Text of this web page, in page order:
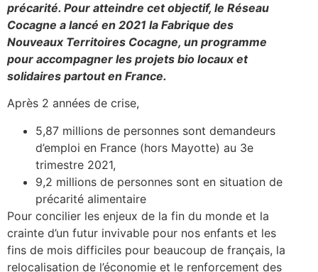
précarité. Pour atteindre cet objectif, le Réseau
Cocagne a lancé en 2021 la Fabrique des
Nouveaux Territoires Cocagne, un programme
pour accompagner les projets bio locaux et
solidaires partout en France.
Après 2 années de crise,
5,87 millions de personnes sont demandeurs
d’emploi en France (hors Mayotte) au 3e
trimestre 2021,
9,2 millions de personnes sont en situation de
précarité alimentaire
Pour concilier les enjeux de la fin du monde et la
crainte d’un futur invivable pour nos enfants et les
fins de mois difficiles pour beaucoup de français, la
relocalisation de l’économie et le renforcement des